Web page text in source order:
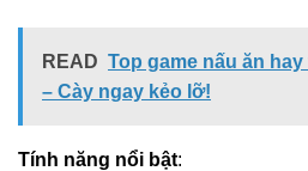
READ Top game nấu ăn
– Cày ngay kẻo lỡ!
Tính năng nổi bật: